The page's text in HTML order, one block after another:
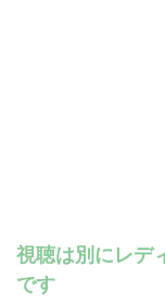
視聴は別にレデ
です